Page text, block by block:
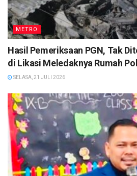
METRO
Hasil Pemeriksaan PGN, Tak
di Likasi Meledaknya Rumah
SELASA, 21 JULI 2026